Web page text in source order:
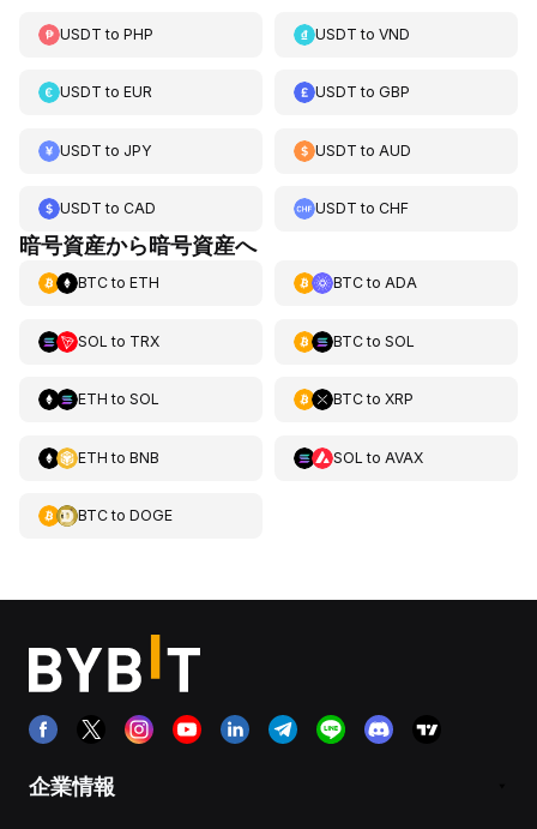
USDT to PHP USDT toVND
USDT to EUR USDT toGBP
USDT to JPY USDT to AUD
USDT to CAD USDT toCHF
暗号資産から暗号資産へ
BTCto ETH BTCto ADA
SOL to TRX BTCto SOL
ETH to SOL BTCto XRP
ETH to BNB SOL to AVAX
BTCto DOGE
企業情報